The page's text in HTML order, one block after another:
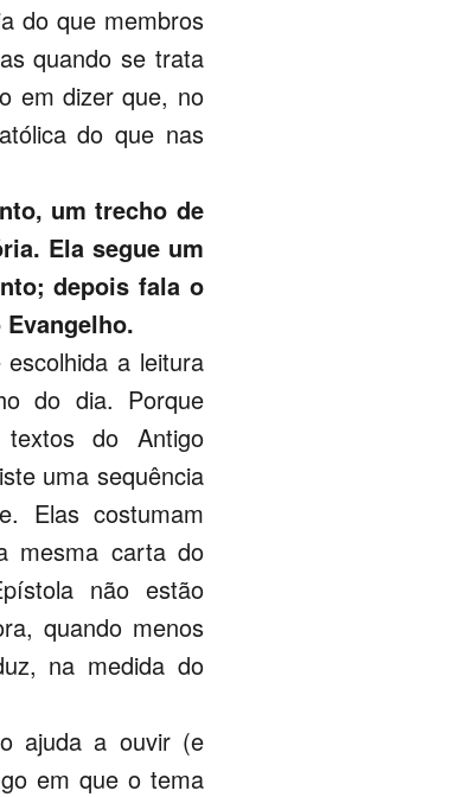
do que membros
quando se trata
em dizer que, no
do que nas
um trecho de
Ela segue um
depois fala o
a leitura
do dia. Porque
do Antigo
uma sequência
Elas costumam
mesma carta do
não estão
quando menos
na medida do
ajuda a ouvir (e
em que o tema